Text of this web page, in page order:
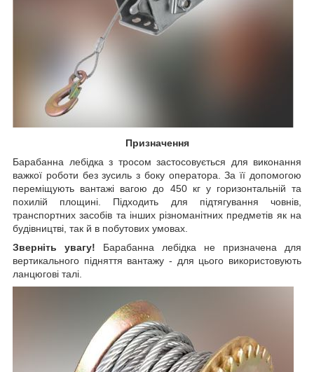
Призначення
Барабанна лебідка з тросом застосовується для виконання
важкої роботи без зусиль з боку оператора. За її допомогою
переміщують вантажі вагою до 450 кгу горизонтальній та
похилій площині. Підходить для підтягування човнів,
транспортних засобів та інших різноманітних предметів як на
будівництві, так й в побутових умовах.
Зверніть увагу! Барабанна лебідка не призначена для
вертикального підняття вантажу - для цього використовують
ланцюгові талі.